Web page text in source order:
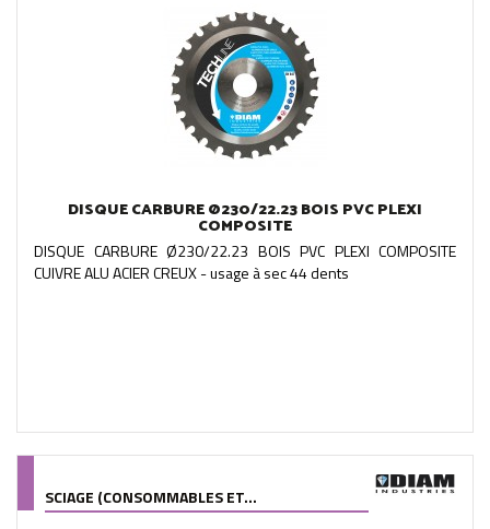
DISQUE CARBURE Ø230/22.23 BOIS PVC PLEXI
COMPOSITE
DISQUE CARBURE Ø230/22.23 BOIS PVC PLEXI COMPOSITE
CUIVRE ALU ACIER CREUX - usage à sec 44 dents
SCIAGE (CONSOMMABLES ET...